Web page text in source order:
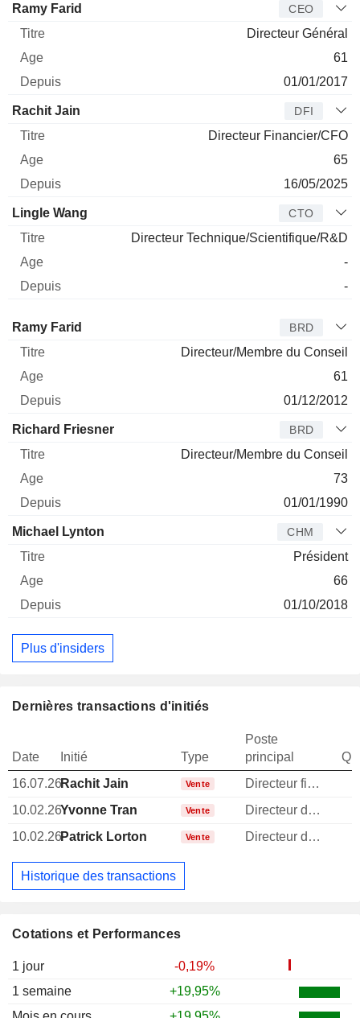
Cotations et Performances
1 jour
-0,19%
1 semaine
+19,95%
Dirigeant Titre
Ramy Farid CEO
Directeur Général
61
01/01/2017
Rachit Jain DFI
Directeur Financier/CFO
65
16/05/2025
Lingle Wang CTO
Directeur Technique/Scientifique/R&D
-
-
Administrateur
Ramy Farid BRD
Directeur/Membre du Conseil
61
01/12/2012
Richard Friesner BRD
Directeur/Membre du Conseil
73
01/01/1990
Michael Lynton CHM
Président
66
01/10/2018
Plus d'insiders
Dernières transactions d'initiés
Date Initié Type
Poste
principal
16.07.26Rachit Jain Vente
Directeur financier
10.02.26Yvonne Tran Vente
Directeur des ressources humaines
10.02.26Patrick Lorton Vente Directeur des operations
Historique des transactions